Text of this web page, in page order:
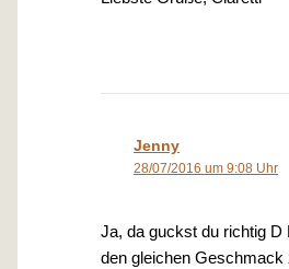
Jenny
28/07/2016 um 9:08 Uhr
Ja, da guckst du richtig D
den gleichen Geschmack